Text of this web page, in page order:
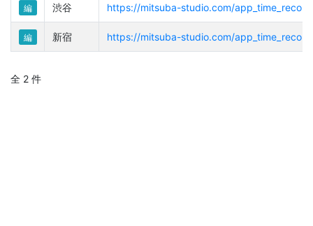
編 渋谷 https://mitsuba-studio.com/
編 新宿 https://mitsuba-studio.com/
全 2 件